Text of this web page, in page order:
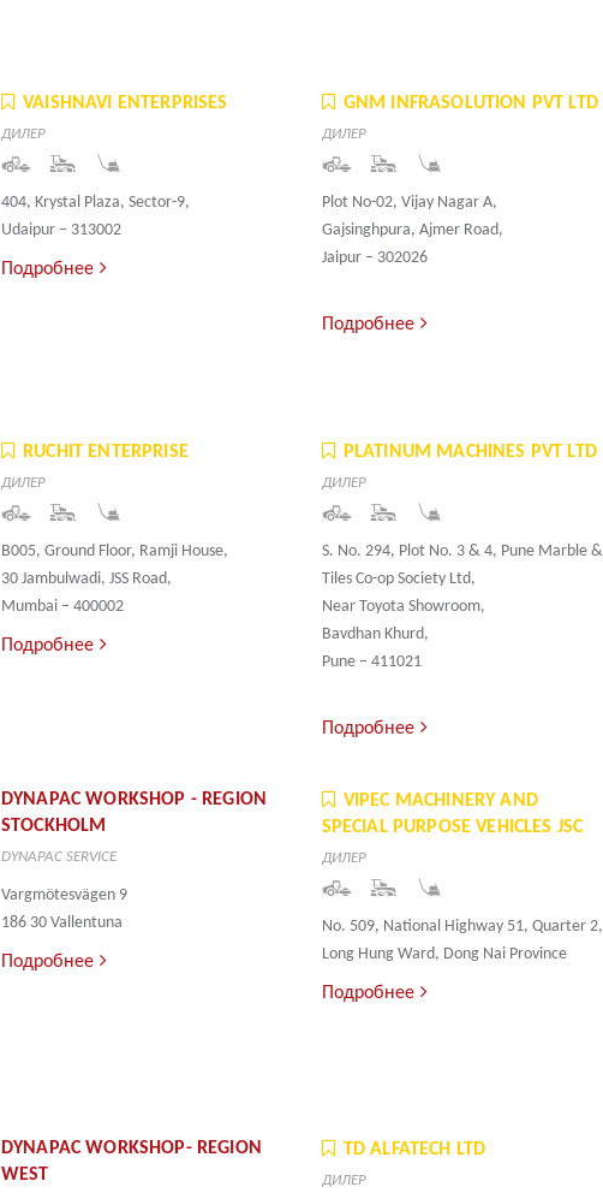
VAISHNAVI ENTERPRISES
ДИЛЕР
404, Krystal Plaza, Sector-9,
Udaipur – 313002
Подробнее
GNM INFRASOLUTION PVT LTD
ДИЛЕР
Plot No-02, Vijay Nagar A,
Gajsinghpura, Ajmer Road,
Jaipur – 302026
Подробнее
RUCHIT ENTERPRISE
ДИЛЕР
B005, Ground Floor, Ramji House,
30 Jambulwadi, JSS Road,
Mumbai – 400002
Подробнее
PLATINUM MACHINES PVT LTD
ДИЛЕР
S. No. 294, Plot No. 3 & 4, Pune Marble &
Tiles Co-op Society Ltd,
Near Toyota Showroom,
Bavdhan Khurd,
Pune – 411021
Подробнее
DYNAPAC WORKSHOP - REGION
STOCKHOLM
DYNAPAC SERVICE
Vargmötesvägen 9
186 30 Vallentuna
Подробнее
VIPEC MACHINERY AND
SPECIAL PURPOSE VEHICLES JSC
ДИЛЕР
No. 509, National Highway 51, Quarter 2,
Long Hung Ward, Dong Nai Province
Подробнее
DYNAPAC WORKSHOP- REGION
WEST
TD ALFATECH LTD
ДИЛЕР